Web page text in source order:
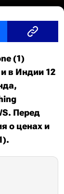
(1)
в Индии 12
Перед
о ценах и